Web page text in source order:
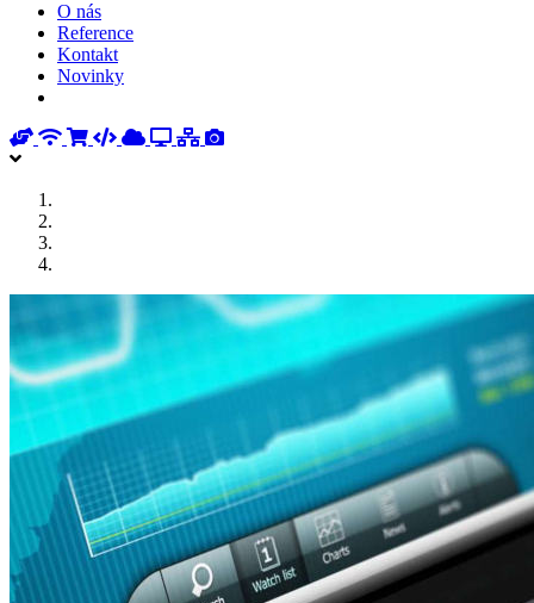
O nás
Reference
Kontakt
Novinky